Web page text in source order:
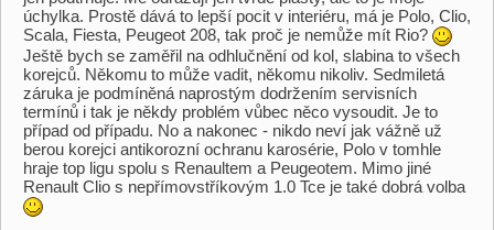
úchylka. Prostě dává to lepší pocit v interiéru, má je Polo, Clio,
Scala, Fiesta, Peugeot 208, tak proč je nemůže mít Rio?
Ještě bych se zaměřil na odhlučnění od kol, slabina to všech
korejců. Někomu to může vadit, někomu nikoliv. Sedmiletá
záruka je podmíněná naprostým dodržením servisních
termínů i tak je někdy problém vůbec něco vysoudit. Je to
případ od případu. No a nakonec - nikdo neví jak vážně už
berou korejci antikorozní ochranu karosérie, Polo v tomhle
hraje top ligu spolu s Renaultem a Peugeotem. Mimo jiné
Renault Clio s nepřímovstříkovým 1.0 Tce je také dobrá volba